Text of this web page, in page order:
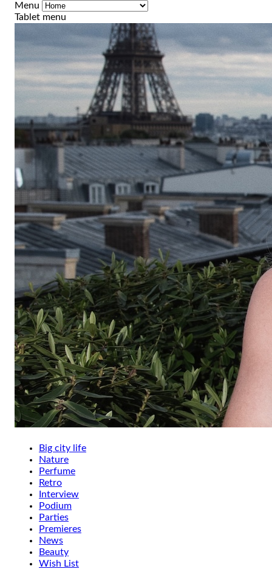
Menu
Tablet menu
Big city life
Nature
Perfume
Retro
Interview
Podium
Parties
Premieres
News
Beauty
Wish List